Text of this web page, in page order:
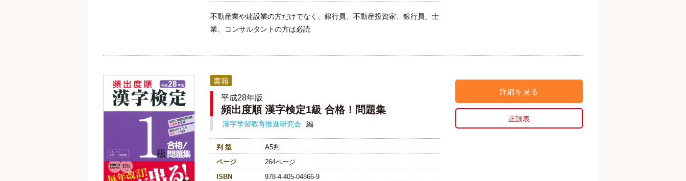
不動産業や建設業の方だけでなく、銀行員、不動産投資家、銀行員、士
業、コンサルタントの方は必読
書籍
平成28年版
頻出度順 漢字検定1級 合格！問題集
漢字学習教育推進研究会 編
判 型
A5判
ページ
264ページ
ISBN
978-4-405-04866-9
詳細を見る
正誤表